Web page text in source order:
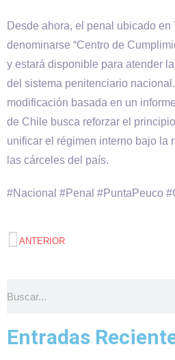
Desde ahora, el penal ubicado en
denominarse “Centro de
y estará disponible para atender
del sistema penitenciario
modificación basada en un
de Chile busca reforzar el
unificar el régimen interno bajo la
las cárceles del país.
#Nacional #Penal #PuntaPeuco
ANTERIOR
Entradas